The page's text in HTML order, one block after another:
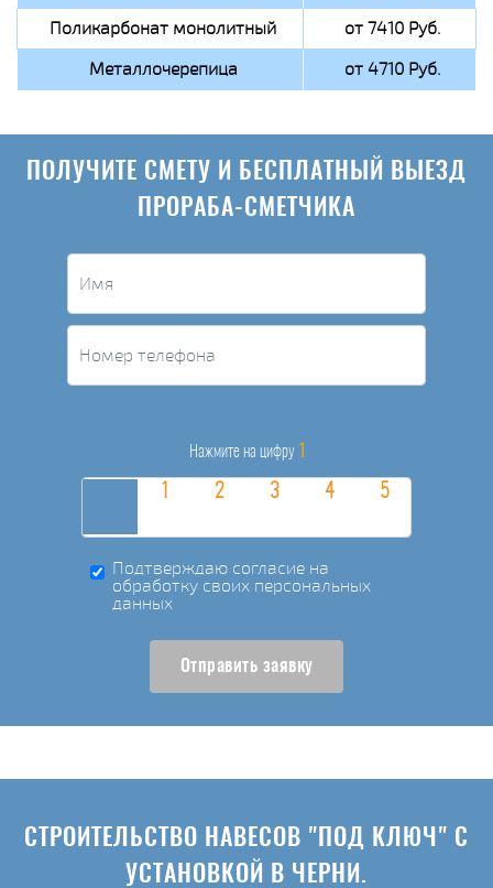
Поликарбонат монолитный
от 7410 Руб.
Металлочерепица
от 4710 Руб.
ПОЛУЧИТЕ СМЕТУ И БЕСПЛАТНЫЙ ВЫЕЗД
ПРОРАБА-СМЕТЧИКА
Нажмите на цифру 1
Подтверждаю согласие на
обработку своих персональных
данных
Отправить заявку
СТРОИТЕЛЬСТВО НАВЕСОВ "ПОД КЛЮЧ" С
УСТАНОВКОЙ В ЧЕРНИ.